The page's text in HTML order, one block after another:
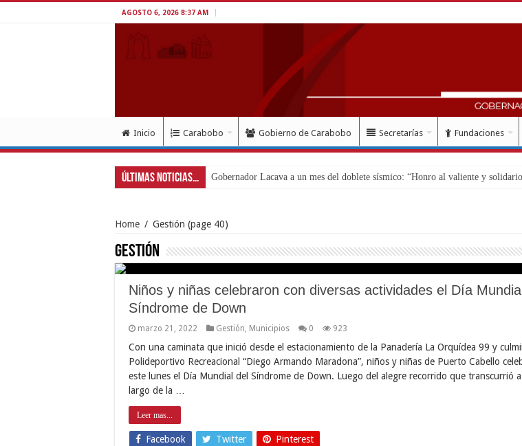
AGOSTO 6, 2026 8:37 AM
Inicio Carabobo Gobierno de Carabobo Secretarías Fundaciones
Últimas Noticias... Inició en Carabobo proceso de regist
Home / Gestión (page 40)
Gestión
Niños y niñas celebraron con diversas actividades el Día
Síndrome de Down
marzo 21, 2022 Gestión Municipios 0 923
Con una caminata que inició desde el estacionamiento de la Panadería La Orquídea 99 y
Polideportivo Recreacional “Diego Armando Maradona”, niños y niñas de Puerto Cabello
este lunes el Día Mundial del Síndrome de Down. Luego del alegre recorrido que transcurrió
largo de la …
Leer mas...
Facebook Twitter Pinterest